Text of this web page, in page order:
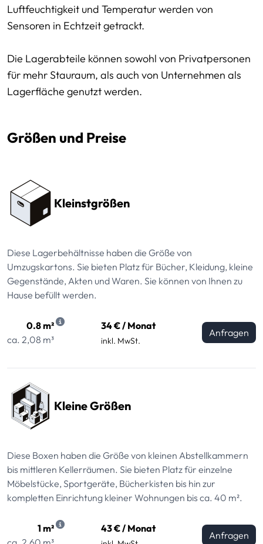
Luftfeuchtigkeit und Temperatur werden von
Sensoren in Echtzeit getrackt.
Die Lagerabteile können sowohl von Privatpersonen
für mehr Stauraum, als auch von Unternehmen als
Lagerfläche genutzt werden.
Größen und Preise
Kleinstgrößen
Diese Lagerbehältnisse haben die Größe von
Umzugskartons. Sie bieten Platz für Bücher, Kleidung, kleine
Gegenstände, Akten und Waren. Sie können von Ihnen zu
Hause befüllt werden.
0.8 m²
ca. 2,08 m³
34 € / Monat
inkl. MwSt.
Anfragen
Kleine Größen
Diese Boxen haben die Größe von kleinen Abstellkammern
bis mittleren Kellerräumen. Sie bieten Platz für einzelne
Möbelstücke, Sportgeräte, Bücherkisten bis hin zur
kompletten Einrichtung kleiner Wohnungen bis ca. 40 m².
1 m²
43 € / Monat
Anfragen